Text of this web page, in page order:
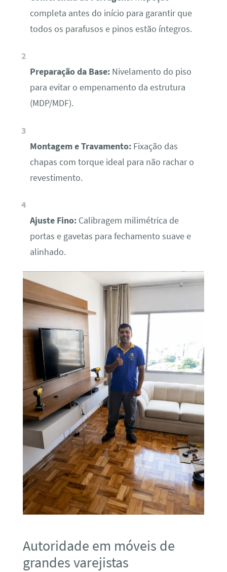
completa antes do início para garantir que
todos os parafusos e pinos estão íntegros.
Preparação da Base:Nivelamento do piso
para evitar o empenamento da estrutura
(MDP/MDF).
Montagem e Travamento:Fixação das
chapas com torque ideal para não rachar o
revestimento.
Ajuste Fino:Calibragem milimétrica de
portas e gavetas para fechamento suave e
alinhado.
Autoridade em móveis de
grandes varejistas